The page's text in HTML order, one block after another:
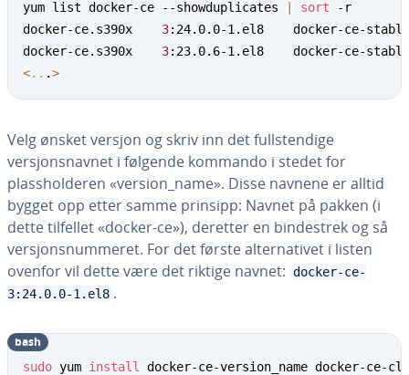
yum list docker-ce --showduplicates sort -r
docker-ce.s390x 3:24.0.0-1.el8    docker-ce-stable
docker-ce.s390x 3
<.. .>
Velg ønsket versjon og skriv inn det fullstendige
versjonsnavnet i følgende kommando i stedet for
plassholderen «version_name». Disse navnene er alltid
bygget opp etter samme prinsipp: Navnet på pakken (i
dette tilfellet «docker-ce»), deretter en bindestrek og så
versjonsnummeret. For det første alternativet i listen
ovenfor vil dette være det riktige navnet: docker-ce-
3:24.0.0-1.el8 .
sudo yum install docker-ce-version_name docker-ce-
bash